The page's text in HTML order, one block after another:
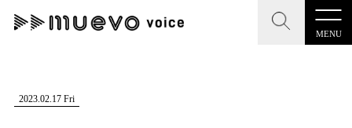
MENU
CLOSE
記事を検索する
CLOSE
"読者の声を形にする”音楽特化メディア
2023.02.17 Fri